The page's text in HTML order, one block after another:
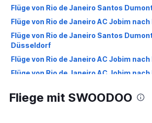
Flüge von Rio de Janeiro Santos
Flüge von Rio de Janeiro AC Jobim
Flüge von Rio de Janeiro Santos
Düsseldorf
Flüge von Rio de Janeiro AC Jobim
Flüge von Rio de Janeiro AC Jobim
Flüge von Rio de Janeiro Santos
Fliege mit SWOODOO